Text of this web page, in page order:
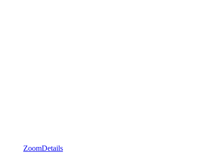
ZoomDetails